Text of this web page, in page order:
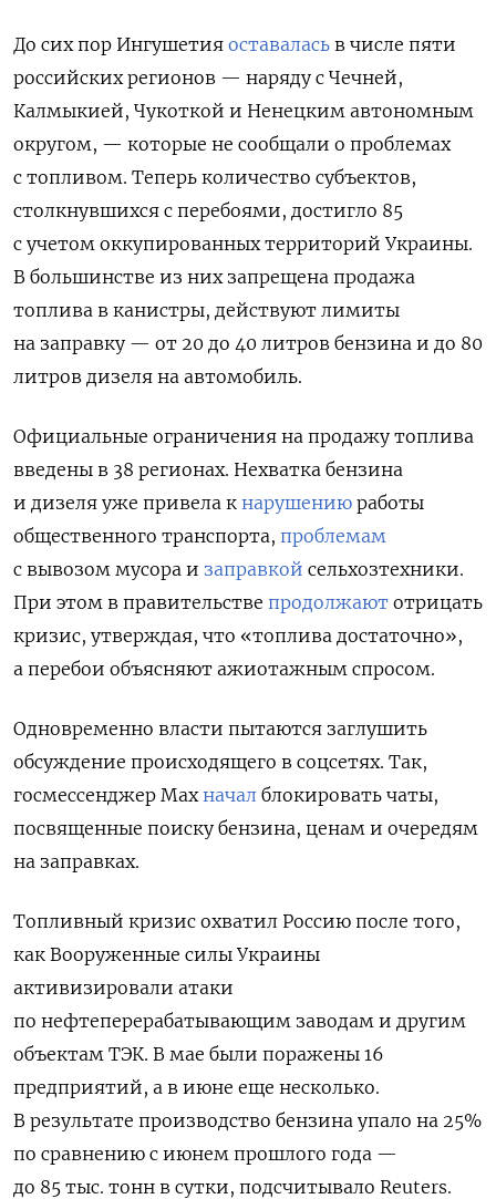
До сих пор Ингушетия оставалась в числе пяти
российских регионов — наряду с Чечней,
Калмыкией, Чукоткой и Ненецким автономным
округом, — которые не сообщали о проблемах
с топливом. Теперь количество субъектов,
столкнувшихся с перебоями, достигло 85
с учетом оккупированных территорий Украины.
В большинстве из них запрещена продажа
топлива в канистры, действуют лимиты
на заправку — от 20 до 40 литров бензина и до 80
литров дизеля на автомобиль.
Официальные ограничения на продажу топлива
введены в 38 регионах. Нехватка бензина
и дизеля уже привела к нарушению работы
общественного транспорта, проблемам
с вывозом мусора и заправкой сельхозтехники.
При этом в правительстве продолжают отрицать
кризис, утверждая, что «топлива достаточно»,
а перебои объясняют ажиотажным спросом.
Одновременно власти пытаются заглушить
обсуждение происходящего в соцсетях. Так,
госмессенджер Maxначал блокировать чаты,
посвященные поиску бензина, ценам и очередям
на заправках.
Топливный кризис охватил Россию после того,
как Вооруженные силы Украины
активизировали атаки
по нефтеперерабатывающим заводам и другим
объектам ТЭК. В мае были поражены 16
предприятий, а в июне еще несколько.
В результате производство бензина упало на 25%
по сравнению с июнем прошлого года —
до 85 тыс. тонн в сутки, подсчитывало Reuters.